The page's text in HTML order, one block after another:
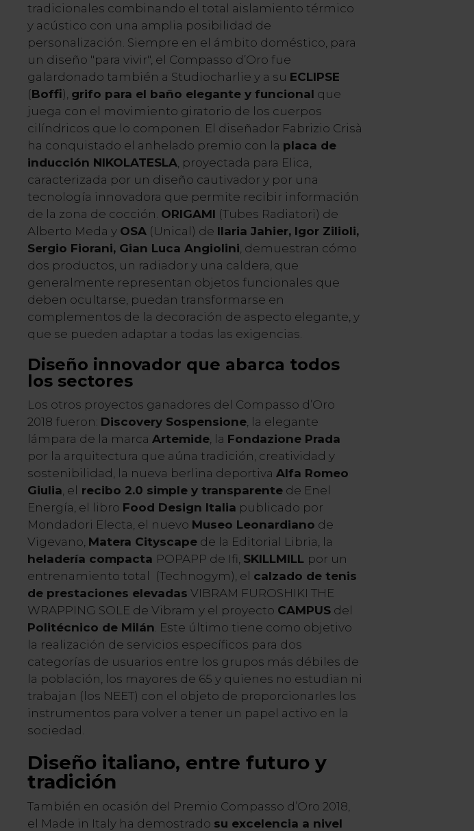
tradicionales combinando el total aislamiento térmico
y acústico con una amplia posibilidad de
personalización. Siempre en el ámbito doméstico, para
un diseño "para vivir", el Compasso d’Oro fue
galardonado también a Studiocharlie y a su ECLIPSE
(Boffi), grifo para el baño elegante y funcional que
juega con el movimiento giratorio de los cuerpos
cilíndricos que lo componen. El diseñador Fabrizio Crisà
ha conquistado el anhelado premio con la placa de
inducción NIKOLATESLA, proyectada para Elica,
caracterizada por un diseño cautivador y por una
tecnología innovadora que permite recibir información
de la zona de cocción. ORIGAMI (Tubes Radiatori) de
Alberto Meda y OSA(Unical) de Ilaria Jahier, Igor Zilioli,
Sergio Fiorani, Gian Luca Angiolini , demuestran cómo
dos productos, un radiador y una caldera, que
generalmente representan objetos funcionales que
deben ocultarse, puedan transformarse en
complementos de la decoración de aspecto elegante, y
que se pueden adaptar a todas las exigencias.
Diseño innovador que abarca todos
los sectores
Los otros proyectos ganadores del Compasso d’Oro
2018 fueron: Discovery Sospensione, la elegante
lámpara de la marca Artemide, la Fondazione Prada
por la arquitectura que aúna tradición, creatividad y
sostenibilidad, la nueva berlina deportiva Alfa Romeo
Giulia , el recibo 2.0 simple y transparentede Enel
Energía, el libro Food Design Italia publicado por
Mondadori Electa, el nuevo Museo Leonardiano de
Vigevano, Matera Cityscapede la Editorial Libria, la
heladería compacta POPAPP de Ifi, SKILLMILL por un
entrenamiento total (Technogym), el calzado de tenis
de prestaciones elevadas VIBRAM FUROSHIKI THE
WRAPPING SOLE de Vibram y el proyecto CAMPUSdel
Politécnico de Milán . Este último tiene como objetivo
la realización de servicios específicos para dos
categorías de usuarios entre los grupos más débiles de
la población, los mayores de 65 y quienes no estudian ni
trabajan (los NEET) con el objeto de proporcionarles los
instrumentos para volver a tener un papel activo en la
sociedad.
Diseño italiano, entre futuro y
tradición
También en ocasión del Premio Compasso d’Oro 2018,
el Made in Italy ha demostrado su excelencia a nivel